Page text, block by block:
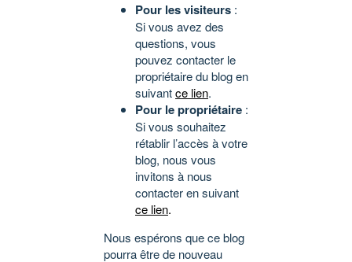
Pour les visiteurs :
Si vous avez des
questions, vous
pouvez contacter le
propriétaire du blog en
suivantce lien.
Pour le propriétaire :
Si vous souhaitez
rétablir l’accès à votre
blog, nous vous
invitons à nous
contacter en suivant
ce lien.
Nous espérons que ce blog
pourra être de nouveau